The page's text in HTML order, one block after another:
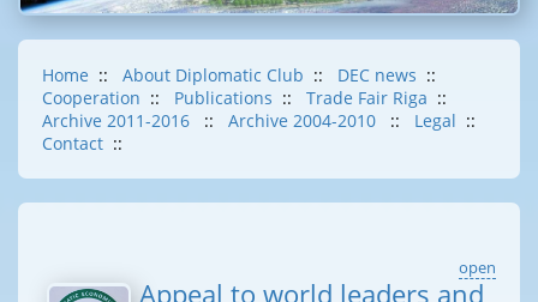
Home :: About Diplomatic Club :: DEC news ::
Cooperation :: Publications :: Trade Fair Riga ::
Archive 2011-2016
:: Archive 2004-2010 :: Legal ::
Contact ::
open